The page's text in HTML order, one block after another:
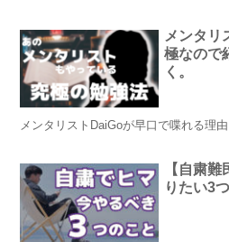
メンタリ
極なので
く。
メンタリストDaiGoが早口で喋れる理由
【自粛
りたい3